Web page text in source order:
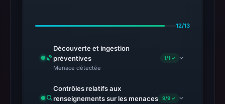
12/13
Découverte et ingestion
préventives
Menace détectée
1/1 ✓
Contrôles relatifs aux
renseignements sur les menaces
9/9 ✓